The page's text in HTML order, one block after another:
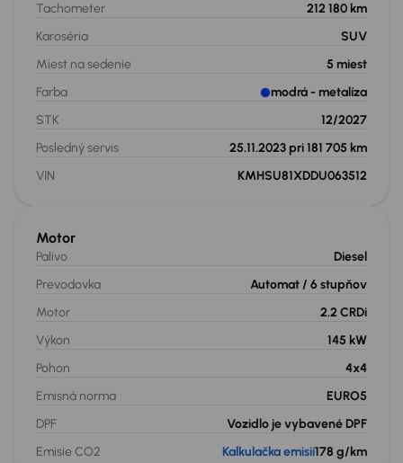
Tachometer
212 180 km
Karoséria
SUV
Miest na sedenie
5 miest
Farba
modrá - metalíza
STK
12/2027
Posledný servis
25.11.2023 pri 181 705 km
VIN
KMHSU81XDDU063512
Motor
Palivo
Diesel
Prevodovka
Automat / 6 stupňov
Motor
2.2 CRDi
Výkon
145 kW
Pohon
4x4
Emisná norma
EURO5
DPF
Vozidlo je vybavené DPF
Emisie CO2
Kalkulačka emisií178 g/km